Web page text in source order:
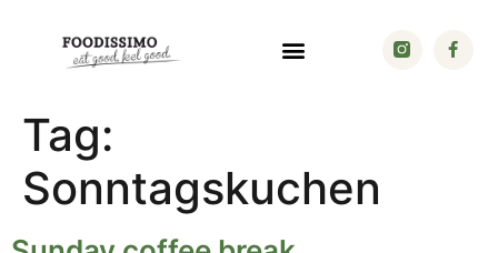
Tag:
Sonntagskuchen